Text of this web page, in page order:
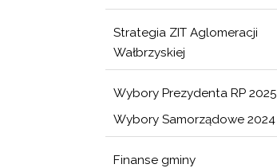
Strategia ZIT Aglomeracji
Wałbrzyskiej
Wybory Prezydenta RP 2025
Wybory Samorządowe 2024
Finanse gminy